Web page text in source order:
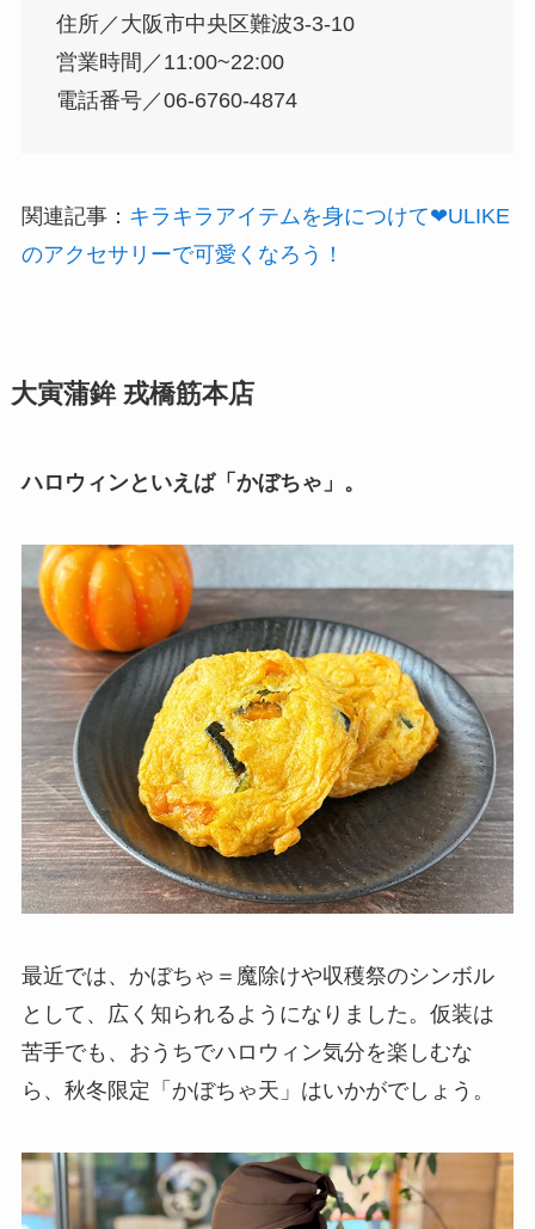
住所／大阪市中央区難波3-3-10
営業時間／11:00~22:00
電話番号／06-6760-4874
関連記事： キラキラアイテムを身につけて❤ULIKE
のアクセサリーで可愛くなろう！
大寅蒲鉾 戎橋筋本店
ハロウィンといえば「かぼちゃ」。
最近では、かぼちゃ＝魔除けや収穫祭のシンボル
として、広く知られるようになりました。仮装は
苦手でも、おうちでハロウィン気分を楽しむな
ら、秋冬限定「かぼちゃ天」はいかがでしょう。